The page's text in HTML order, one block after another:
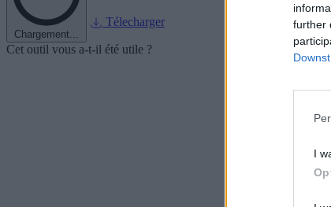
further
I
Chargement...
Télecharger
Cet outil vous a-t-il été utile ?